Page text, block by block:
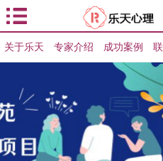
用户登录
关于乐天 专家介绍 成功案例